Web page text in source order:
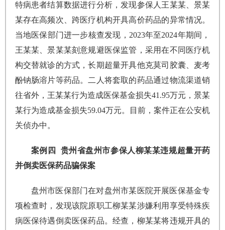
特病患者结算数据进行分析，发现参保人王某某、景某
某存在高频次、跨医疗机构开具高价药品的异常情况。
当地医保部门进一步核查发现，2023年至2024年期间，
王某某、景某某刻意规避医保监管，采用在不同医疗机
构交替就诊的方式，长期超量开具他克莫司胶囊、麦考
酚钠肠溶片等药品。二人将套取的药品通过物流渠道销
往省外，王某某行为造成医保基金损失41.95万元，景某
某行为造成基金损失59.04万元。目前，案件正在公安机
关侦办中。
案例四 贵州省盘州市参保人柳某某违规超量开药
并倒卖医保药品骗保案
盘州市医保部门在对盘州市某医院开展医保基金专
项检查时，发现该院原职工柳某某涉嫌利用享受特殊疾
病医保待遇倒卖医保药品。经查，柳某某将违规开具的